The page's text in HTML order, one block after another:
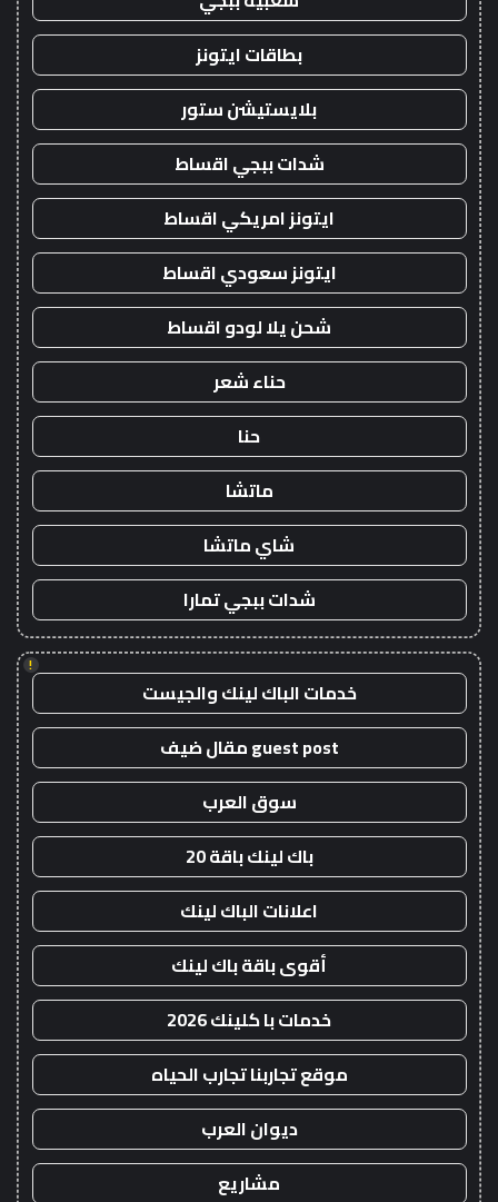
بطاقات ايتونز
بلايستيشن ستور
شدات ببجي اقساط
ايتونز امريكي اقساط
ايتونز سعودي اقساط
شحن يلا لودو اقساط
حناء شعر
حنا
ماتشا
شاي ماتشا
شدات ببجي تمارا
!
خدمات الباك لينك والجيست
guest post مقال ضيف
سوق العرب
باك لينك باقة 20
اعلانات الباك لينك
أقوى باقة باك لينك
خدمات با كلينك 2026
موقع تجاربنا تجارب الحياه
ديوان العرب
مشاريع